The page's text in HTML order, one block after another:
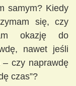
samym? Kiedy
się, czy
okazję do
nawet jeśli
– czy naprawdę
czas”?